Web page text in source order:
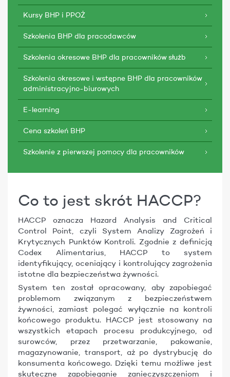
Kursy BHP i PPOŻ
Szkolenia BHP dla pracodawców
Szkolenia okresowe BHP dla pracowników służb
Szkolenia okresowe i wstępne BHP dla pracowników
administracyjno-biurowych
E-learning
Cena szkoleń BHP
Szkolenie z pierwszej pomocy dla pracowników
Co to jest skrót HACCP?
HACCP oznacza Hazard Analysis and Critical
Control Point, czyli System Analizy Zagrożeń i
Krytycznych Punktów Kontroli. Zgodnie z definicją
Codex Alimentarius, HACCP to system
identyfikujący, oceniający i kontrolujący zagrożenia
istotne dla bezpieczeństwa żywności.
System ten został opracowany, aby zapobiegać
problemom związanym z bezpieczeństwem
żywności, zamiast polegać wyłącznie na kontroli
końcowego produktu. HACCP jest stosowany na
wszystkich etapach procesu produkcyjnego, od
surowców, przez przetwarzanie, pakowanie,
magazynowanie, transport, aż po dystrybucję do
konsumenta końcowego. Dzięki temu możliwe jest
skuteczne zapobieganie zanieczyszczeniom i